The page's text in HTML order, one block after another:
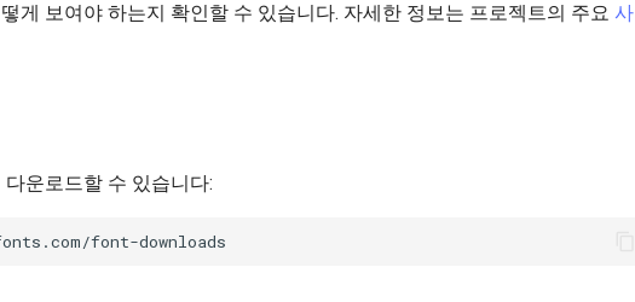
게 보여야 하는지 확인할 수 있습니다. 자세한 정보는 프로젝트의 주요 사
운로드할 수 있습니다: